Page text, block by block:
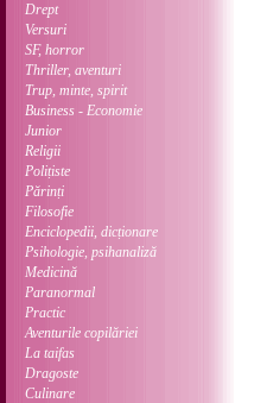
Drept
Versuri
SF, horror
Thriller, aventuri
Trup, minte, spirit
Business - Economie
Junior
Religii
Polițiste
Părinți
Filosofie
Enciclopedii, dicționare
Psihologie, psihanaliză
Medicină
Paranormal
Practic
Aventurile copilăriei
La taifas
Dragoste
Culinare